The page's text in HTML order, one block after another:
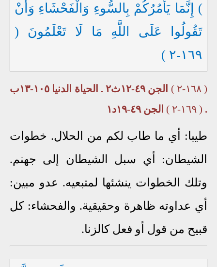
) إِنَّمَا يَأْمُرُكُمْ بِالسُّوءِ وَالْفَحْشَاءِ وَأَنْ
تَقُولُوا عَلَى اللَّهِ مَا لَا تَعْلَمُونَ (
١٦٩-٢ )
( ١٦٨-٢ )
الجن ٤٩-١٢ث٢ . الحياة الدنيا ١٠٥-١٣ب
. ( ١٦٩-٢ ) الجن ٤٩-١٩د١
طيبا: أي ما طاب لكم من الحلال. خطوات
الشيطان: أي سبل الشيطان إلى جهنم.
وتلك الخطوات ينشئها لمتبعيه. عدو مبين:
أي عداوته ظاهرة وحقيقية. والفحشاء: كل
قبيح من قول أو فعل كالزنا.